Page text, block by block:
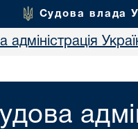
Судова влада